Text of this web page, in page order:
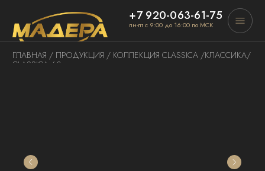
+7 920-063-61-75
пн-пт с 9:00 до 16:00 по МСК
ГЛАВНАЯ/ПРОДУКЦИЯ/КОЛЛЕКЦИЯ CLASSICA/КЛАССИКА/